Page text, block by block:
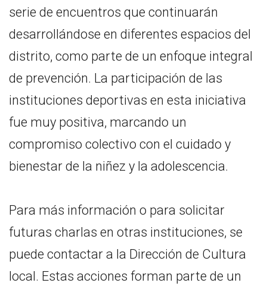
serie de encuentros que continuarán
desarrollándose en diferentes espacios del
distrito, como parte de un enfoque integral
de prevención. La participación de las
instituciones deportivas en esta iniciativa
fue muy positiva, marcando un
compromiso colectivo con el cuidado y
bienestar de la niñez y la adolescencia.
Para más información o para solicitar
futuras charlas en otras instituciones, se
puede contactar a la Dirección de Cultura
local. Estas acciones forman parte de un